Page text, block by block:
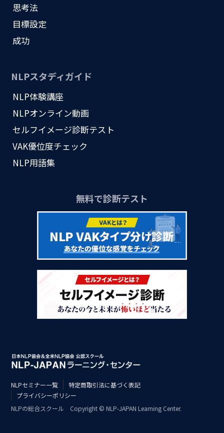
思考法
目標設定
成功
NLPスタディガイド
NLP体験講座
NLPオンライン動画
セルフイメージ診断テスト
VAK優位度チェック
NLP用語集
無料で診断テスト
NLPセミナー一覧
特定商取引法に基づく表記
プライバシーポリシー
NLPの総合スクール Copyright © NLP-JAPAN Learning Center.